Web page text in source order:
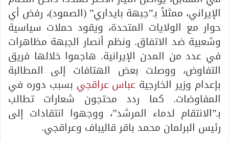
الإيراني، ممثلاً بـ”جبهة بايداري” (الصمود)، رفض أي
حوار مع الولايات المتحدة، ويقود حملات سياسية
وشعبية ضد الاتفاق. ونظم أنصار الجبهة مظاهرات
في عدد من المدن الإيرانية. هاجموا خلالها فريق
التفاوض، ووصلت بعض الهتافات إلى المطالبة
بإعدام وزير الخارجية عباس عراقجي بسبب دوره في
المفاوضات. كما ردد محتجون شعارات تطالب
بـ”الانتقام لدماء المرشد”، ووجهوا انتقادات إلى
رئيس البرلمان محمد باقر قاليباف وعراقجي.